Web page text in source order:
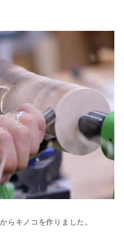
らキノコを作りました。